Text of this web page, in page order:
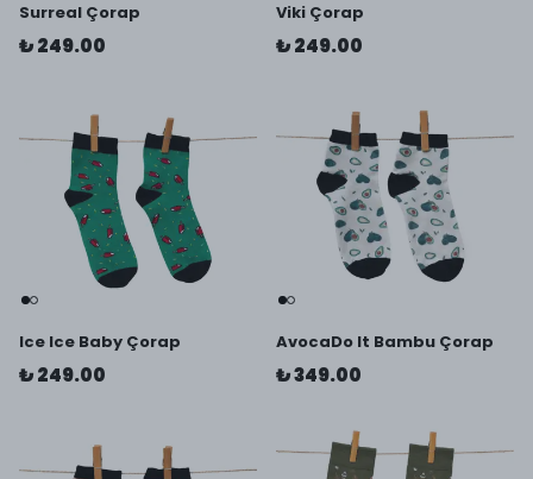
Surreal Çorap
₺ 249.00
Viki Çorap
₺ 249.00
Ice Ice Baby Çorap
₺ 249.00
AvocaDo It Bambu Çorap
₺ 349.00